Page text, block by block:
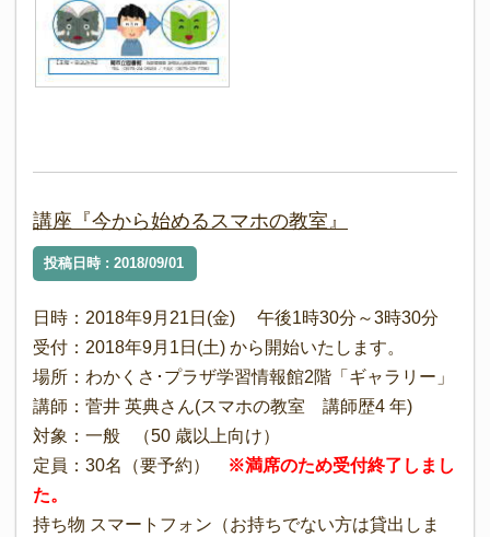
講座『今から始めるスマホの教室』
投稿日時 : 2018/09/01
日時：2018年9月21日(金) 午後1時30分～3時30分
受付：2018年9月1日(土) から開始いたします。
場所：わかくさ･プラザ学習情報館2階「ギャラリー」
講師：菅井 英典さん(スマホの教室 講師歴4 年)
対象：一般 （50 歳以上向け）
定員：30名（要予約）
※満席のため受付終了しまし
た。
持ち物 スマートフォン（お持ちでない方は貸出しま